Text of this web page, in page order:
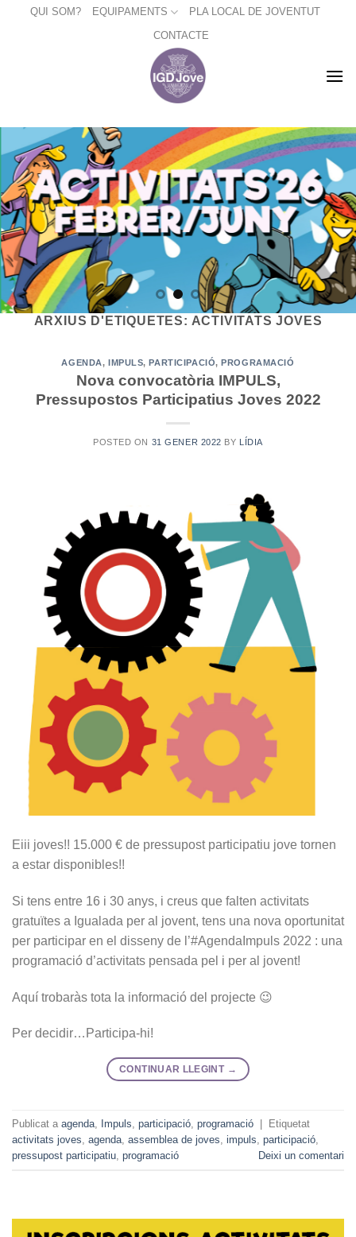
QUI SOM? EQUIPAMENTS
PLA LOCAL DE JOVENTUT
CONTACTE
ARXIUS D'ETIQUETES: ACTIVITATS JOVES
AGENDA, IMPULS,PARTICIPACIÓ,PROGRAMACIÓ
Nova convocatòria IMPULS,
Pressupostos Participatius Joves 2022
POSTED ON 31 GENER 2022 BY LÍDIA
Eiii joves!! 15.000 € de pressupost participatiu jove tornen
a estar disponibles!!
Si tens entre 16 i 30 anys, i creus que falten activitats
gratuïtes a Igualada per al jovent, tens una nova oportunitat
per participar en el disseny de l’#AgendaImpuls 2022 : una
programació d’activitats pensada pel i per al jovent!
Aquí trobaràs tota la informació del projecte 😉
Per decidir…Participa-hi!
CONTINUAR LLEGINT →
Publicat a agenda Impuls participació programació
Etiquetat
activitats joves agenda assemblea de joves impuls participació
pressupost participatiu programació Deixi un comentari